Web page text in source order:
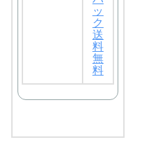
ッ
ク
送
料
無
料